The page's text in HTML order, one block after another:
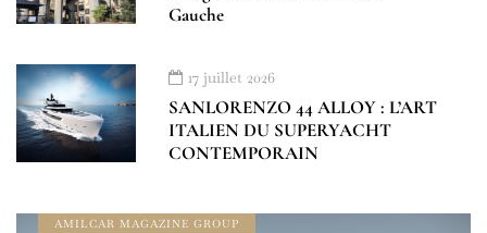
Gauche
17 juillet 2026
SANLORENZO 44 ALLOY : L’ART
ITALIEN DU SUPERYACHT
CONTEMPORAIN
À DÉCOUVRIR
ADDRESS BOOK AMILCAR MAGAZINE GROUP
AMILCAR MAGAZINE GROUP